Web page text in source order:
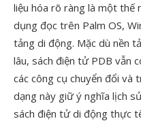
liệu hóa rõ ràng là một thế
dụng đọc trên Palm OS,
tảng di động. Mặc dù nền
lâu, sách điện tử PDB vẫn
các công cụ chuyển đổi và
dạng này giữ ý nghĩa lịch
sách điện tử di động thực